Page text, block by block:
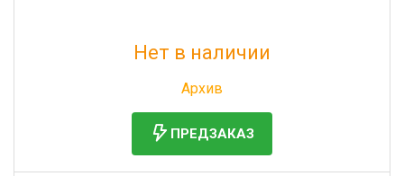
Нет в наличии
Архив
ПРЕДЗАКАЗ